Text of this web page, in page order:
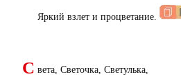
Яркий взлет и процветание.
С вета, Светочка, Светулька,